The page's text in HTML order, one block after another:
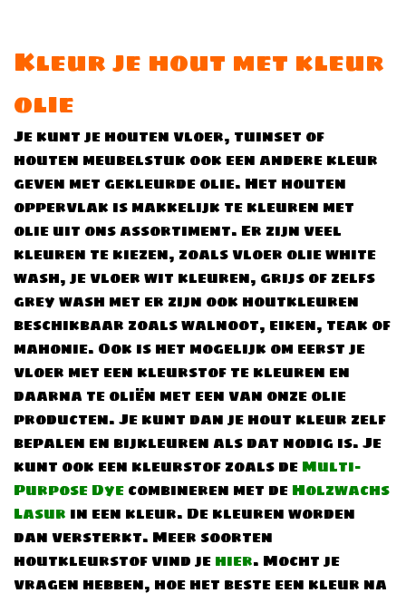
Kleur je hout met kleur
olie
Je kunt je houten vloer, tuinset of
houten meubelstuk ook een andere kleur
geven met gekleurde olie. Het houten
oppervlak is makkelijk te kleuren met
olie uit ons assortiment. Er zijn veel
kleuren te kiezen, zoals vloer olie white
wash, je vloer wit kleuren, grijs of zelfs
grey wash met er zijn ook houtkleuren
beschikbaar zoals walnoot, eiken, teak of
mahonie. Ook is het mogelijk om eerst je
vloer met een kleurstof te kleuren en
daarna te oliën met een van onze olie
producten. Je kunt dan je hout kleur zelf
bepalen en bijkleuren als dat nodig is. Je
kunt ook een kleurstof zoals deMulti-
Purpose Dyecombineren met deHolzwachs
Lasur in een kleur. De kleuren worden
dan versterkt. Meer soorten
houtkleurstof vind jehier. Mocht je
vragen hebben, hoe het beste een kleur na